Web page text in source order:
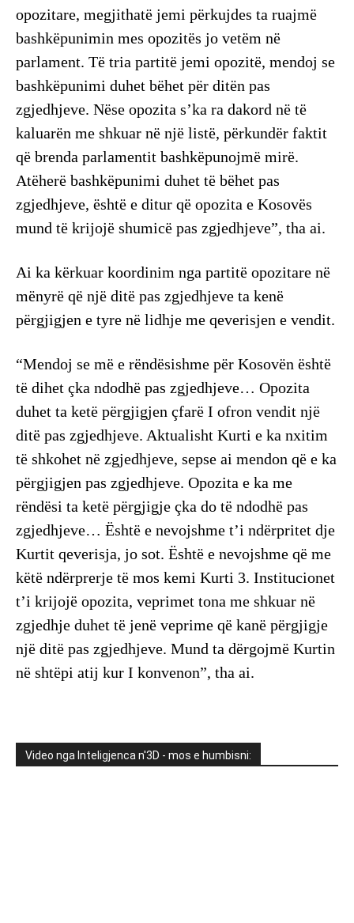
opozitare, megjithatë jemi përkujdes ta ruajmë
bashkëpunimin mes opozitës jo vetëm në
parlament. Të tria partitë jemi opozitë, mendoj se
bashkëpunimi duhet bëhet për ditën pas
zgjedhjeve. Nëse opozita s’ka ra dakord në të
kaluarën me shkuar në një listë, përkundër faktit
që brenda parlamentit bashkëpunojmë mirë.
Atëherë bashkëpunimi duhet të bëhet pas
zgjedhjeve, është e ditur që opozita e Kosovës
mund të krijojë shumicë pas zgjedhjeve”, tha ai.
Ai ka kërkuar koordinim nga partitë opozitare në
mënyrë që një ditë pas zgjedhjeve ta kenë
përgjigjen e tyre në lidhje me qeverisjen e vendit.
“Mendoj se më e rëndësishme për Kosovën është
të dihet çka ndodhë pas zgjedhjeve… Opozita
duhet ta ketë përgjigjen çfarë I ofron vendit një
ditë pas zgjedhjeve. Aktualisht Kurti e ka nxitim
të shkohet në zgjedhjeve, sepse ai mendon që e ka
përgjigjen pas zgjedhjeve. Opozita e ka me
rëndësi ta ketë përgjigje çka do të ndodhë pas
zgjedhjeve… Është e nevojshme t’i ndërpritet dje
Kurtit qeverisja, jo sot. Është e nevojshme që me
këtë ndërprerje të mos kemi Kurti 3. Institucionet
t’i krijojë opozita, veprimet tona me shkuar në
zgjedhje duhet të jenë veprime që kanë përgjigje
një ditë pas zgjedhjeve. Mund ta dërgojmë Kurtin
në shtëpi atij kur I konvenon”, tha ai.
Video nga Inteligjenca n'3D - mos e humbisni: